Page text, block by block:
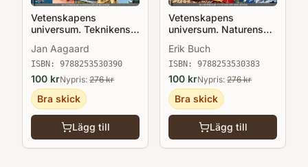
Vetenskapens
universum. Teknikens
Jan Aagaard
ISBN: 9788253530390
100 krNypris: 276kr
Bra skick
Lägg till
Vetenskapens
universum. Naturens
Erik Buch
ISBN: 9788253530383
100 krNypris: 276kr
Bra skick
Lägg till